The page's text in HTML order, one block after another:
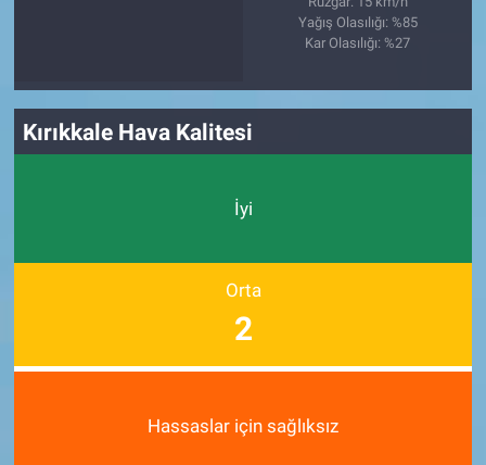
Yağış Olasılığı: %85
Kar Olasılığı: %27
Kırıkkale Hava Kalitesi
İyi
Orta
2
Hassaslar için sağlıksız